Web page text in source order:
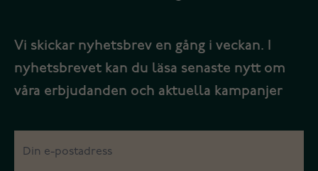
Vi skickar nyhetsbrev en gång i veckan. I
nyhetsbrevet kan du läsa senaste nytt om
våra erbjudanden och aktuella kampanjer